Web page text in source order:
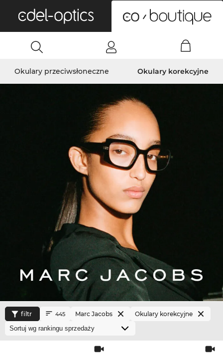
Okulary przeciwsłoneczne Okulary korekcyjne
filtr 445 Marc Jacobs Okulary korekcyjne